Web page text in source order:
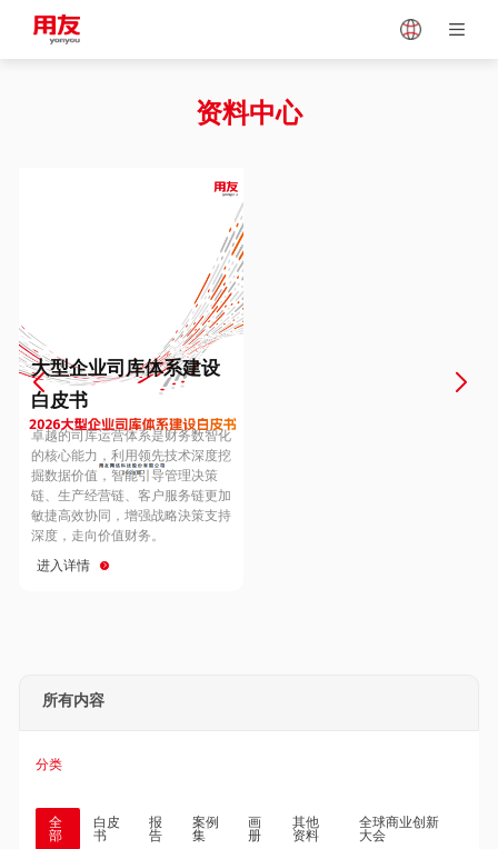
Vietnam
Europe
Hungary
Hong Kong
资料中心
大型企业司库体系建设
白皮书
卓越的司库运营体系是财务数智化
的核心能力，利用领先技术深度挖
掘数据价值，智能引导管理决策
链、生产经营链、客户服务链更加
敏捷高效协同，增强战略決策支持
深度，走向价值财务。
进入详情
所有内容
分类
全
部
白皮
书
报
告
案例
集
画
册
其他
资料
全球商业创新
大会